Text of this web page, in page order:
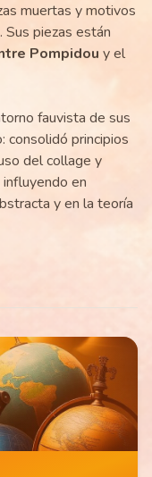
muertas y motivos
piezas están
Pompidou y el
fauvista de sus
consolidó principios
del collage y
en
y en la teoría